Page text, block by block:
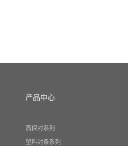
产品中心
高保封系列
塑料封条系列